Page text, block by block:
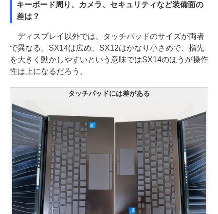
キーボード周り、カメラ、セキュリティなど装備面の
差は？
ディスプレイ以外では、タッチパッドのサイズが両者
で異なる。SX14は広め、SX12はかなり小さめで、指先
を大きく動かしやすいという意味ではSX14のほうが操作
性は上になるだろう。
タッチパッドには差がある